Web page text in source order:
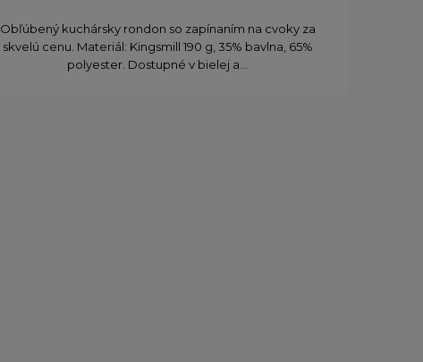
Obľúbený kuchársky rondon so zapínaním na cvoky za
skvelú cenu. Materiál: Kingsmill 190 g, 35% bavlna, 65%
polyester. Dostupné v bielej a...